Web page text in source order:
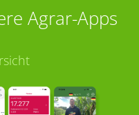
Agrar-Apps